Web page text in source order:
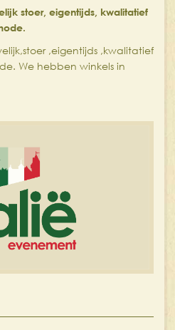
stoer, eigentijds, kwalitatief
,eigentijds ,kwalitatief
We hebben winkels in